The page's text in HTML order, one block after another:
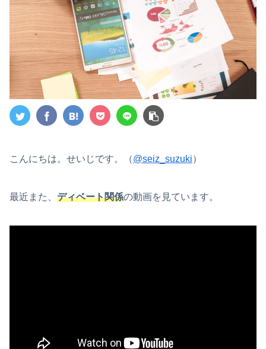
こんにちは。せいじです。（@seiz_suzuki）
最近また、 ディベート関係の動画を見ています。